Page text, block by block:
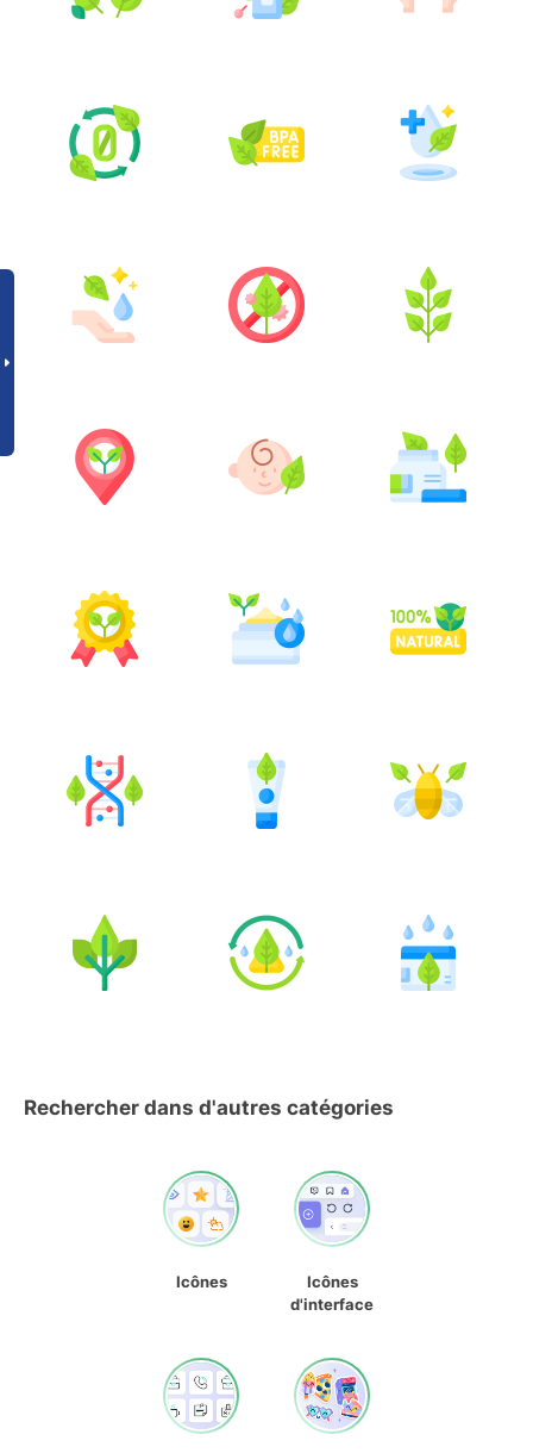
Rechercher dans d'autres catégories
Icônes
Icônes
d'interface